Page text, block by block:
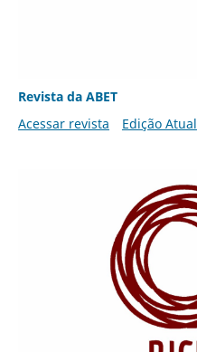
Revista da ABET
Acessar revista
Edição Atual